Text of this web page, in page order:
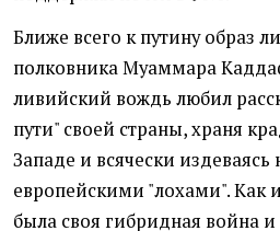
Ближе всего к путину образ
полковника Муаммара
ливийский вождь любил
пути" своей страны, храня
Западе и всячески
европейскими "лохами". Как
была своя гибридная война